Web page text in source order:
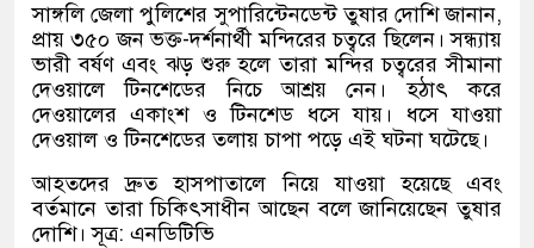
সাঙ্গলি জেলা পুলিশের সুপারিন্টেনডেন্ট তুষার দোশি জানান,
প্রায় ৩৫০ জন ভক্ত-দর্শনার্থী মন্দিরের চত্বরে ছিলেন। সন্ধ্যায়
ভারী বর্ষণ এবং ঝড় শুরু হলে তারা মন্দির চত্বরের সীমানা
দেওয়ালে টিনশেডের নিচে আশ্রয় নেন। হঠাৎ করে
দেওয়ালের একাংশ ও টিনশেড ধসে যায়। ধসে যাওয়া
দেওয়াল ও টিনশেডের তলায় চাপা পড়ে এই ঘটনা ঘটেছে।
আহতদের দ্রুত হাসপাতালে নিয়ে যাওয়া হয়েছে এবং
বর্তমানে তারা চিকিৎসাধীন আছেন বলে জানিয়েছেন তুষার
দোশি। সূত্র: এনডিটিভি